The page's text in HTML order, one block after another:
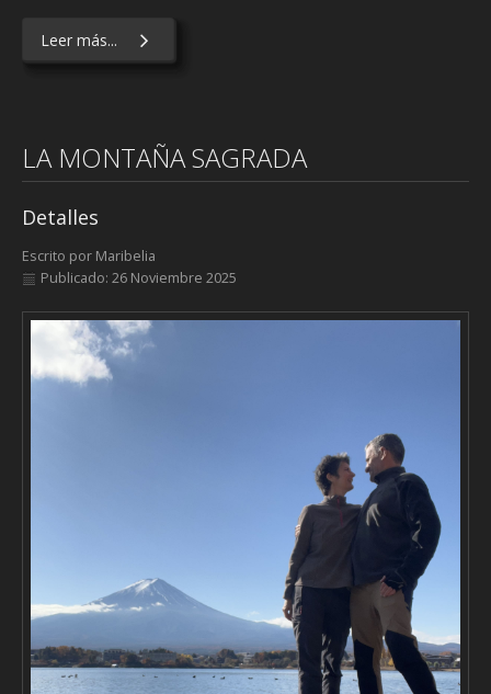
Leer más...
LA MONTAÑA SAGRADA
Detalles
Escrito por Maribelia
Publicado: 26 Noviembre 2025